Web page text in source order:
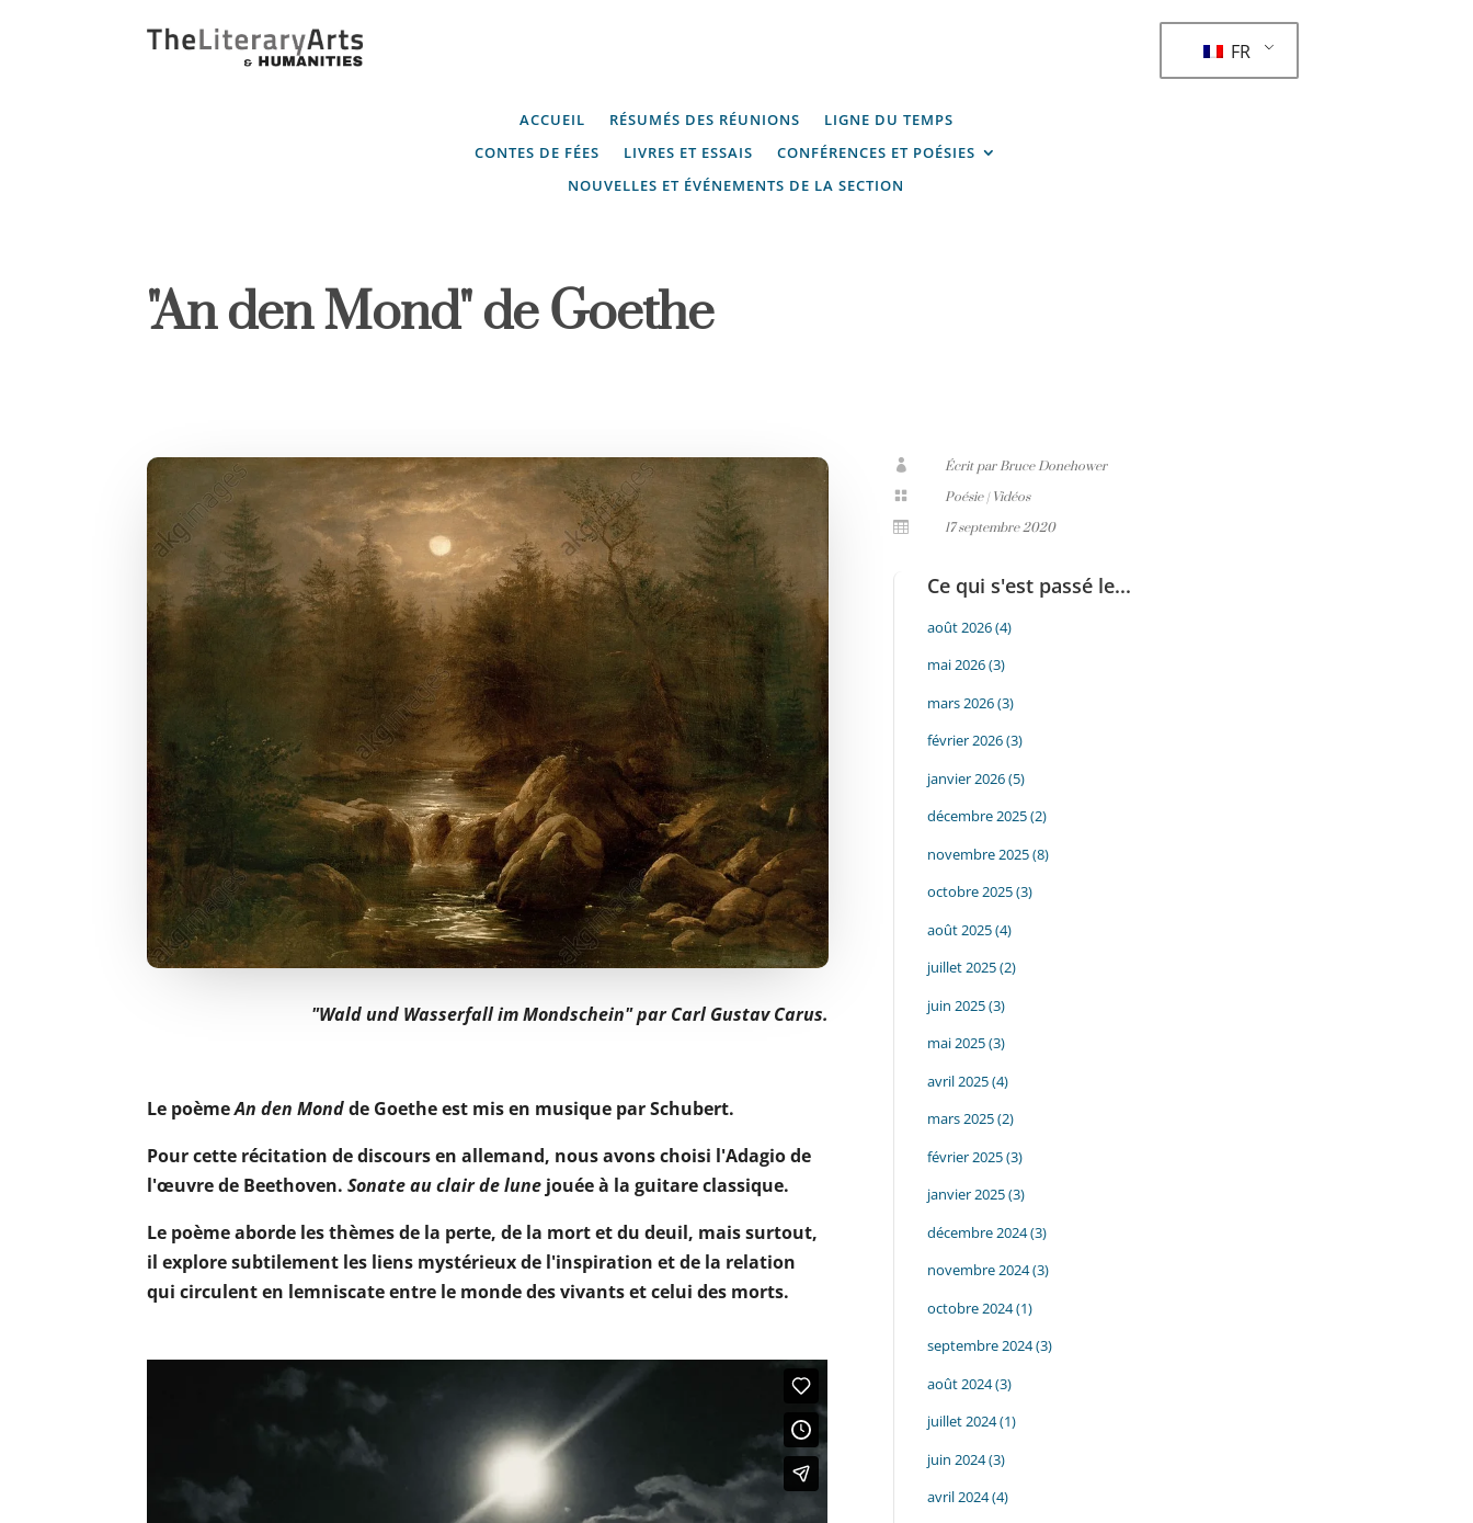
ACCUEIL RÉSUMÉS DES RÉUNIONS
LIGNE DU TEMPS
CONTES DE FÉES
LIVRES ET ESSAIS
CONFÉRENCES ET POÉSIES
NOUVELLES ET ÉVÉNEMENTS DE LA SECTION
FR
"An den Mond" de Goethe
"Wald und Wasserfall im Mondschein" par Carl Gustav Carus.
Le poèmeAn den Mondde Goethe est mis en musique par Schubert.
Pour cette récitation de discours en allemand, nous avons choisi l'Adagio de
l'œuvre de Beethoven.Sonate au clair de lune jouée à la guitare classique.
Le poème aborde les thèmes de la perte, de la mort et du deuil, mais surtout,
il explore subtilement les liens mystérieux de l'inspiration et de la relation
qui circulent en lemniscate entre le monde des vivants et celui des morts.
 Écrit par Bruce Donehower
 Poésie| Vidéos
 17 septembre 2020
Ce qui s'est passé le...
août 2026(4)
mai 2026(3)
mars 2026(3)
février 2026(3)
janvier 2026(5)
décembre 2025(2)
novembre 2025(8)
octobre 2025(3)
août 2025(4)
juillet 2025(2)
juin 2025(3)
mai 2025(3)
avril 2025(4)
mars 2025(2)
février 2025(3)
janvier 2025(3)
décembre 2024(3)
novembre 2024(3)
octobre 2024(1)
septembre 2024(3)
août 2024(3)
juillet 2024(1)
juin 2024(3)
avril 2024(4)